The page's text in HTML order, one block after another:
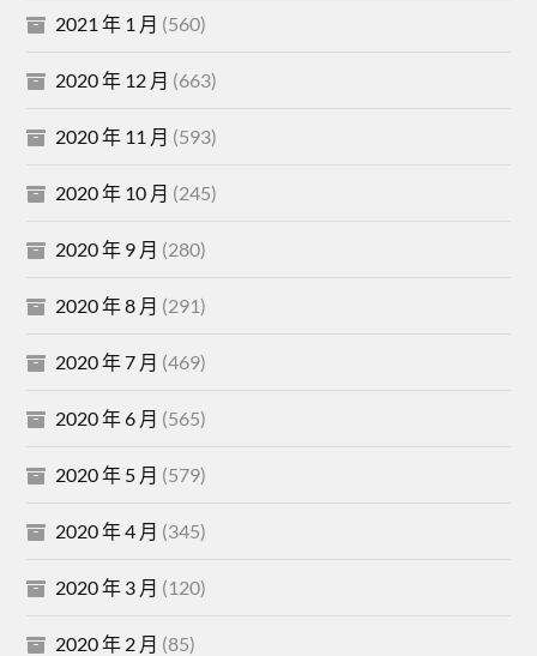
2021 年 1 月 (560)
2020 年 12 月 (663)
2020 年 11 月 (593)
2020 年 10 月 (245)
2020 年 9 月 (280)
2020 年 8 月 (291)
2020 年 7 月 (469)
2020 年 6 月 (565)
2020 年 5 月 (579)
2020 年 4 月 (345)
2020 年 3 月 (120)
2020 年 2 月 (85)